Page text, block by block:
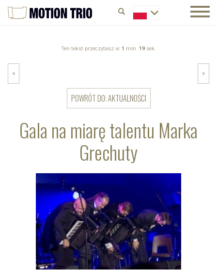
Ten tekst przeczytasz w: 1 min. 19 sek.
Gala na miarę talentu Marka
Grechuty
< >
POWRÓT DO: AKTUALNOŚCI